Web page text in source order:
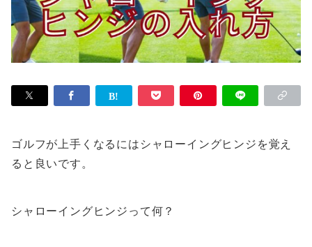
ゴルフが上手くなるにはシャローイングヒンジを覚え
ると良いです。
シャローイングヒンジって何？